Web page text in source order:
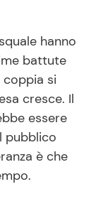
hanno
battute
coppia si
cresce. Il
essere
pubblico
è che